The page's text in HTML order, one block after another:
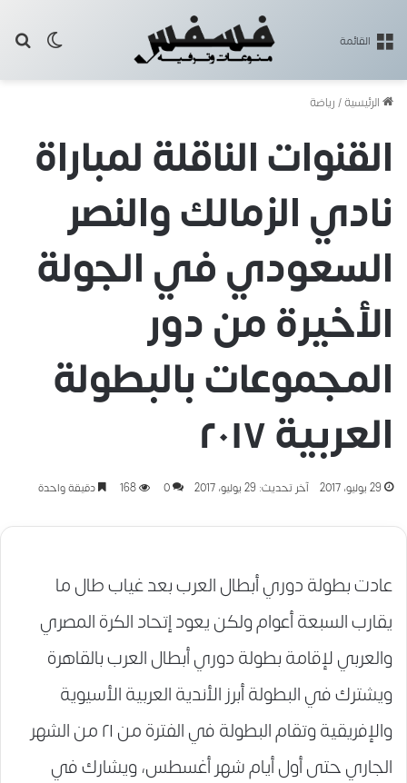
القائمة
الرئيسية/رياضة
القنوات الناقلة لمباراة
نادي الزمالك والنصر
السعودي في الجولة
الأخيرة من دور
المجموعات بالبطولة
العربية ٢٠١٧
29 يوليو، 2017 آخر تحديث: 29 يوليو، 2017 0
168 دقيقة واحدة
عادت بطولة دوري أبطال العرب بعد غياب طال ما
يقارب السبعة أعوام ولكن يعود إتحاد الكرة المصري
والعربي لإقامة بطولة دوري أبطال العرب بالقاهرة
ويشترك في البطولة أبرز الأندية العربية الأسيوية
والإفريقية وتقام البطولة في الفترة من ٢١ من الشهر
الجاري حتى أول أيام شهر أغسطس، ويشارك في